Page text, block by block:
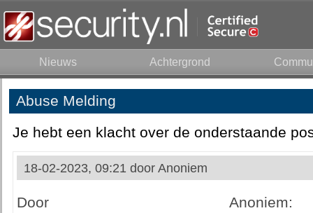
Nieuws Achtergrond
Abuse Melding
Je hebt een klacht over de onderstaande
18-02-2023, 09:21 door Anoniem
Door